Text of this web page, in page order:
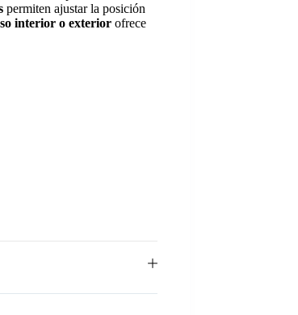
permiten ajustar la posición
interior o exteriorofrece